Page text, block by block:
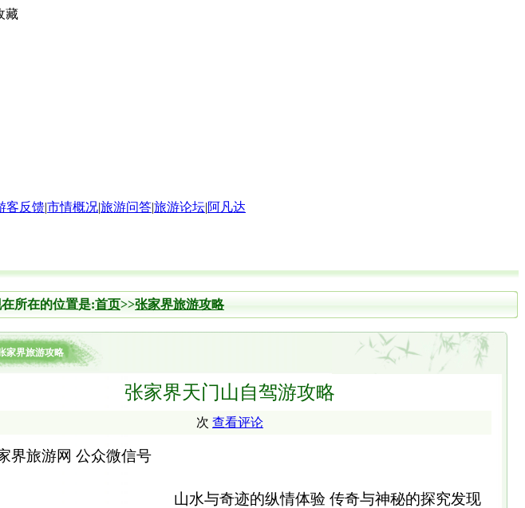
藏
客反馈|市情概况|旅游问答|旅游论坛|阿凡达
所在的位置是:首页>>张家界旅游攻略
家界旅游攻略
张家界天门山自驾游攻略
次 查看评论
山水与奇迹的纵情体验 传奇与神秘的探究发现